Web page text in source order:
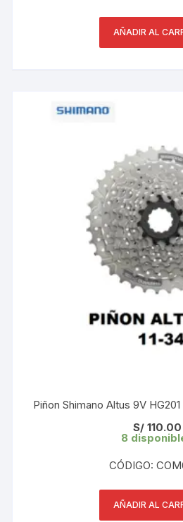
AÑADIR AL
Piñon Shimano Altus 9V
S/ 110.00
8
CÓDIGO:
AÑADIR AL